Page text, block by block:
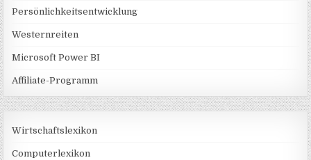
Persönlichkeitsentwicklung
Westernreiten
Microsoft Power BI
Affiliate-Programm
Wirtschaftslexikon
Computerlexikon